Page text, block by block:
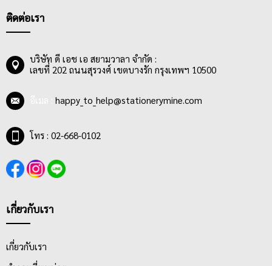
หรือคุณครู กลุ่มผู้ซื้อสมุดฉีกเส้นมาตรฐานส่วนใหญ่จึงเป็น กลุ่ม
นักเรียน นักศึกษา สามารถซื้อใช้ได้เรื่อยๆ
สมุดฉีกเส้นมาตรฐานมีลายเส้นมาตรฐาน 8 มม. และมีจำนวนแผ่น
ตั้งแต่ 25 แผ่น, 30 แผ่น, 40 แผ่น, 50 แผ่น, 70 แผ่น และ 100 แผ่น มี
การเข้าเล่มแบบ MIKRO NED สามารถฉีกได้ง่าย หน้าปกทำมาจาก
ลวดลายสดใส น่าซื้อ
ติดต่อเรา
บริษัท ดี เอช เอ สยามวาลา จำกัด :
เลขที่ 202 ถนนสุรวงศ์ เขตบางรัก กรุงเทพฯ 10500
happy_to_help@stationerymine.com
โทร : 02-668-0102
เกี่ยวกับเรา
เกี่ยวกับเรา